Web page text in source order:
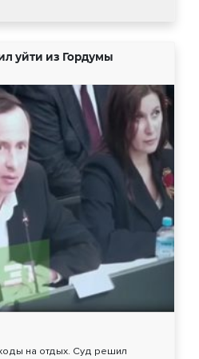
уйти из Гордумы
на отдых. Суд решил